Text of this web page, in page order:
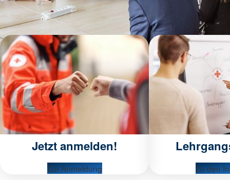
Jetzt anmelden!
Zur Anmeldung Zu den